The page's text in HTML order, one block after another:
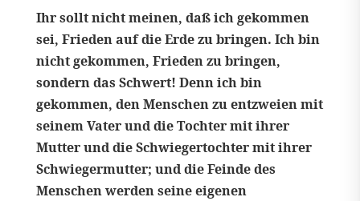
Ihr sollt nicht meinen, daß ich gekommen
sei, Frieden auf die Erde zu bringen. Ich bin
nicht gekommen, Frieden zu bringen,
sondern das Schwert! Denn ich bin
gekommen, den Menschen zu entzweien mit
seinem Vater und die Tochter mit ihrer
Mutter und die Schwiegertochter mit ihrer
Schwiegermutter; und die Feinde des
Menschen werden seine eigenen